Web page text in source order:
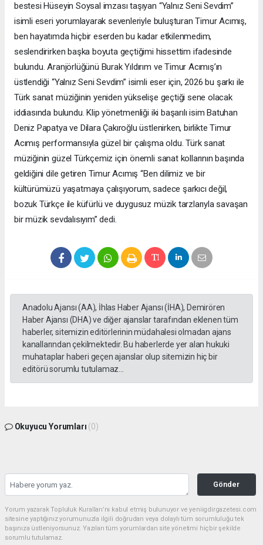
bestesi Hüseyin Soysal imzası taşıyan “Yalnız Seni Sevdim”
isimli eseri yorumlayarak sevenleriyle buluşturan Timur Acımış,
ben hayatımda hiçbir eserden bu kadar etkilenmedim,
seslendirirken başka boyuta geçtiğimi hissettim ifadesinde
bulundu. Aranjörlüğünü Burak Yıldırım ve Timur Acımış’ın
üstlendiği “Yalnız Seni Sevdim” isimli eser için, 2026 bu şarkı ile
Türk sanat müziğinin yeniden yükselişe geçtiği sene olacak
iddiasında bulundu. Klip yönetmenliği iki başarılı isim Batuhan
Deniz Papatya ve Dilara Çakıroğlu üstlenirken, birlikte Timur
Acımış performansıyla güzel bir çalışma oldu. Türk sanat
müziğinin güzel Türkçemiz için önemli sanat kollarının başında
geldiğini dile getiren Timur Acımış “Ben dilimiz ve bir
kültürümüzü yaşatmaya çalışıyorum, sadece şarkıcı değil,
bozuk Türkçe ile küfürlü ve duygusuz müzik tarzlarıyla savaşan
bir müzik sevdalısıyım” dedi.
Anadolu Ajansı (AA), İhlas Haber Ajansı (İHA), Demirören
Haber Ajansı (DHA) ve diğer ajanslar tarafından eklenen tüm
haberler, sitemizin editörlerinin müdahalesi olmadan ajans
kanallarından çekilmektedir. Bu haberlerde yer alan hukuki
muhataplar haberi geçen ajanslar olup sitemizin hiç bir
editörü sorumlu tutulamaz...
Okuyucu Yorumları (0)
Gönder
Yorum yazarak Topluluk Kuralları’nı kabul etmiş bulunuyor ve yeniigdirgazetesi.com
sitesine yaptığınız yorumunuzla ilgili doğrudan veya dolaylı tüm sorumluluğu tek
başınıza üstleniyorsunuz. Yazılan tüm yorumlardan site yönetimi hiçbir şekilde
sorumlu tutulamaz.